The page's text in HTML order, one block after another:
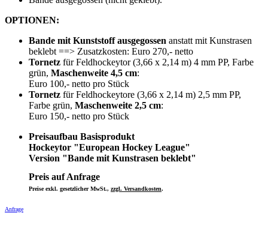
OPTIONEN:
Bande mit Kunststoff ausgegossen anstatt mit Kunstrasen
beklebt ==> Zusatzkosten: Euro 270,- netto
Tornetz für Feldhockeytor (3,66 x 2,14 m) 4 mm PP, Farbe
grün, Maschenweite 4,5 cm:
Euro 100,- netto pro Stück
Tornetz für Feldhockeytore (3,66 x 2,14 m) 2,5 mm PP,
Farbe grün, Maschenweite 2,5 cm:
Euro 150,- netto pro Stück
Preisaufbau Basisprodukt
Hockeytor "European Hockey League"
Version "Bande mit Kunstrasen beklebt"
Preis auf Anfrage
Preise exkl. gesetzlicher MwSt., zzgl. Versandkosten.
Anfrage